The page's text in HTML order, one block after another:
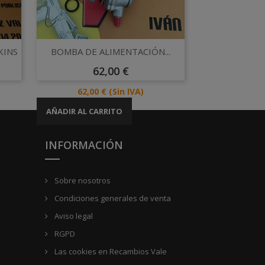
Vista rápida
BOMBA DE ALIMENTACIÓN...
Precio
62,00 €
Precio
62,00 € (Sin IVA)
AÑADIR AL CARRITO
INFORMACIÓN
Sobre nosotros
Condiciones generales de venta
Aviso legal
RGPD
Las cookies en Recambios Vale